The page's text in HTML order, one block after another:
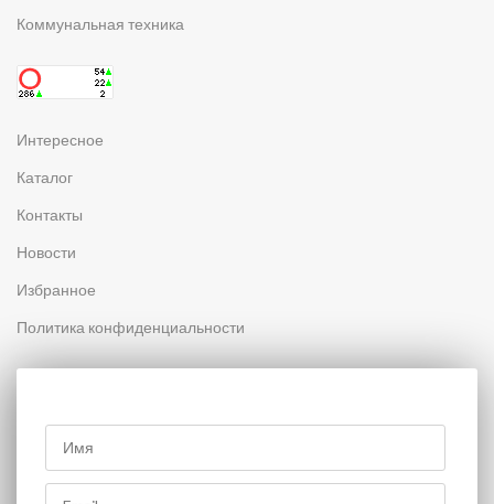
Коммунальная техника
Интересное
Каталог
Контакты
Новости
Избранное
Политика конфиденциальности